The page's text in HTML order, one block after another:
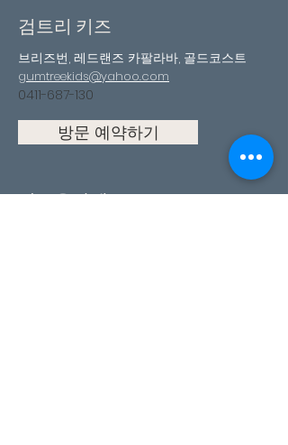
검트리 키즈
브리즈번, 레드랜즈 카팔라바, 골드코스트
gumtreekids@yahoo.com
0411-687-130
방문 예약하기
팔로우하세요